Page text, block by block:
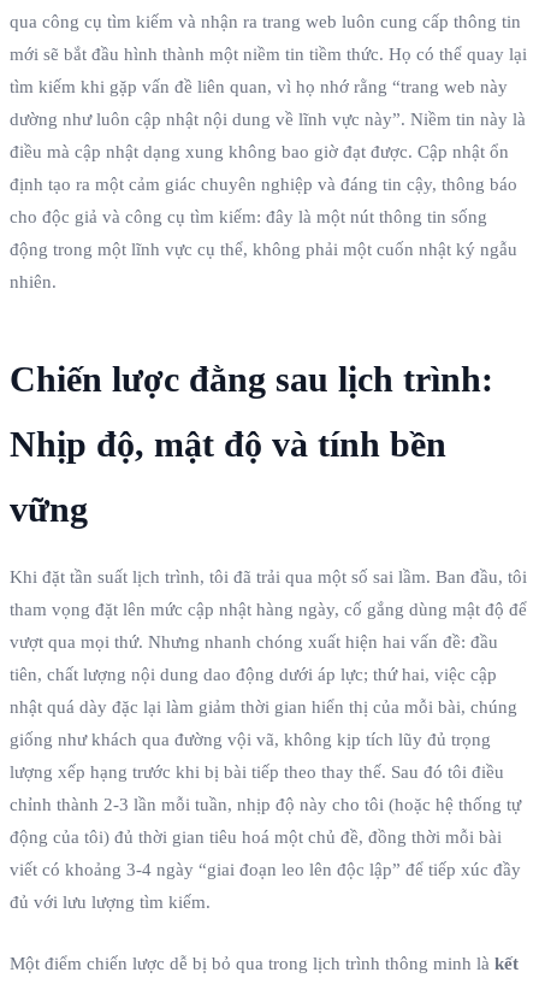
qua công cụ tìm kiếm và nhận ra trang web luôn cung cấp thông tin
mới sẽ bắt đầu hình thành một niềm tin tiềm thức. Họ có thể quay lại
tìm kiếm khi gặp vấn đề liên quan, vì họ nhớ rằng “trang web này
dường như luôn cập nhật nội dung về lĩnh vực này”. Niềm tin này là
điều mà cập nhật dạng xung không bao giờ đạt được. Cập nhật ổn
định tạo ra một cảm giác chuyên nghiệp và đáng tin cậy, thông báo
cho độc giả và công cụ tìm kiếm: đây là một nút thông tin sống
động trong một lĩnh vực cụ thể, không phải một cuốn nhật ký ngẫu
nhiên.
Chiến lược đằng sau lịch trình:
Nhịp độ, mật độ và tính bền
vững
Khi đặt tần suất lịch trình, tôi đã trải qua một số sai lầm. Ban đầu, tôi
tham vọng đặt lên mức cập nhật hàng ngày, cố gắng dùng mật độ để
vượt qua mọi thứ. Nhưng nhanh chóng xuất hiện hai vấn đề: đầu
tiên, chất lượng nội dung dao động dưới áp lực; thứ hai, việc cập
nhật quá dày đặc lại làm giảm thời gian hiển thị của mỗi bài, chúng
giống như khách qua đường vội vã, không kịp tích lũy đủ trọng
lượng xếp hạng trước khi bị bài tiếp theo thay thế. Sau đó tôi điều
chỉnh thành 2‑3 lần mỗi tuần, nhịp độ này cho tôi (hoặc hệ thống tự
động của tôi) đủ thời gian tiêu hoá một chủ đề, đồng thời mỗi bài
viết có khoảng 3‑4 ngày “giai đoạn leo lên độc lập” để tiếp xúc đầy
đủ với lưu lượng tìm kiếm.
Một điểm chiến lược dễ bị bỏ qua trong lịch trình thông minh là kết